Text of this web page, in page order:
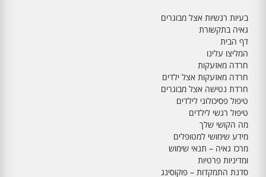
בעיות רגשיות אצל מבוגרים
גאיה בתקשורת
דף הבית
המליצו עלינו
חרדה מאזעקות
חרדה מאזעקות אצל ילדים
חרדת נטישה אצל מבוגרים
טיפול פסיכולוגי לילדים
טיפול רגשי לילדים
מה הקושי שלך
מידע שימושי למטופלים
מרכז גאיה – תנאי שימוש
ומדיניות פרטיות
סדנת התמקדות – פוקוסינג